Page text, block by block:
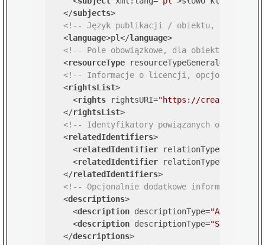
</subjects>
<!-- Język publikacji / obiektu,
<language>pl</language>
<!-- Pole obowiązkowe, dla obiektów
<resourceType resourceTypeGeneral=
<!-- Informacje o licencji, opcjonalnie --
<rightsList>
<rights rightsURI="https://
</rightsList>
<!-- Identyfikatory powiązanych obiektów,
<relatedIdentifiers>
<relatedIdentifier relationType=
<relatedIdentifier relationType=
</relatedIdentifiers>
<!-- Opcjonalnie dodatkowe informacje
<descriptions>
<description descriptionType="Abstract"
<description descriptionType=
</descriptions>